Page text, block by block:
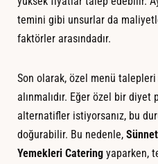
temini gibi unsurlar da
faktörler arasındadır.
Son olarak, özel menü
alınmalıdır. Eğer özel bir
alternatifler istiyorsanız, bu
doğurabilir. Bu nedenle,
Yemekleri Catering yaparken,